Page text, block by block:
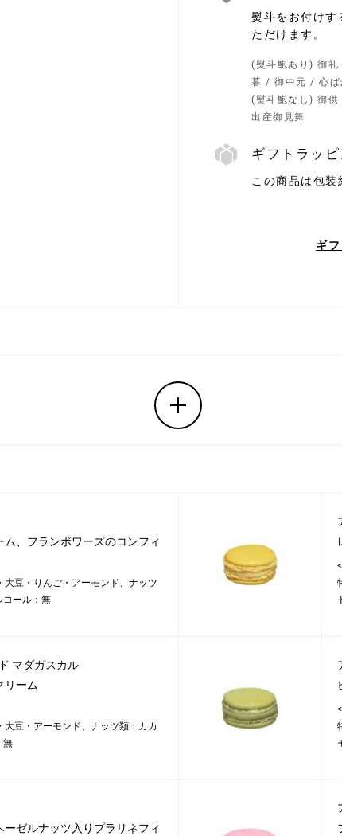
熨斗をお付けす
ただけます。
(熨斗鮑あり) 御
暮 / 御中元 / 心
(熨斗鮑なし) 御
出産御見舞
ギフトラッ
この商品は包装
ギ
、フランボワーズのコンフィ
豆・りんご・アーモンド、ナッツ
コール：無
マダガスカル
リーム
豆・アーモンド、ナッツ類：カカ
無
ゼルナッツ入りプラリネフィ